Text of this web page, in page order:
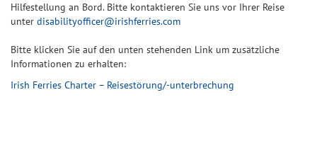
Hilfestellung an Bord. Bitte kontaktieren Sie uns vor Ihrer Reise
unter disabilityofficer@irishferries.com
Bitte klicken Sie auf den unten stehenden Link um zusätzliche
Informationen zu erhalten:
Irish Ferries Charter – Reisestörung/-unterbrechung